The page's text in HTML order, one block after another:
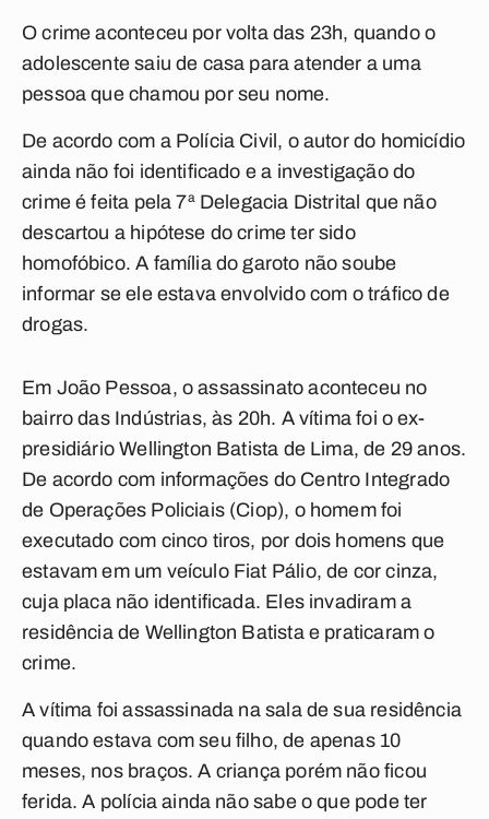
O crime aconteceu por volta das 23h, quando o
adolescente saiu de casa para atender a uma
pessoa que chamou por seu nome.
De acordo com a Polícia Civil, o autor do homicídio
ainda não foi identificado e a investigação do
crime é feita pela 7ª Delegacia Distrital que não
descartou a hipótese do crime ter sido
homofóbico. A família do garoto não soube
informar se ele estava envolvido com o tráfico de
drogas.
Em João Pessoa, o assassinato aconteceu no
bairro das Indústrias, às 20h. A vítima foi o ex-
presidiário Wellington Batista de Lima, de 29 anos.
De acordo com informações do Centro Integrado
de Operações Policiais (Ciop), o homem foi
executado com cinco tiros, por dois homens que
estavam em um veículo Fiat Pálio, de cor cinza,
cuja placa não identificada. Eles invadiram a
residência de Wellington Batista e praticaram o
crime.
A vítima foi assassinada na sala de sua residência
quando estava com seu filho, de apenas 10
meses, nos braços. A criança porém não ficou
ferida. A polícia ainda não sabe o que pode ter